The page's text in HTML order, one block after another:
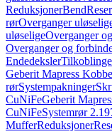
ReduksjonerBend
rørOverganger
uløseligeOverganger
Overganger og
Endedeksler
Geberit Mapress
rørSystempakninger
CuNiFeGeberit
CuNiFeSystemrør
MufferReduksjoner